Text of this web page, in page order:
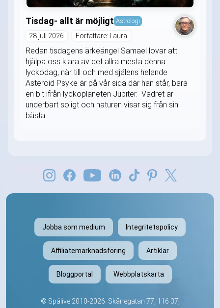
Tisdag- allt är möjligt Astrologi
28 juli 2026 Författare: Laura
Redan tisdagens ärkeängel Samael lovar att
hjälpa oss klara av det allra mesta denna
lyckodag, när till och med själens helande
Asteroid Psyke är på vår sida där han står, bara
en bit ifrån lyckoplaneten Jupiter. Vädret är
underbart soligt och naturen visar sig från sin
bästa...
Jobba som medium Integritetspolicy
Affiliatemarknadsföring Artiklar
Bloggportal Webbplatskarta
© Spålive2010-2026. Skånegatan 77, 116 37,